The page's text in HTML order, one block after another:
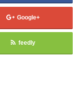
Google+
feedly